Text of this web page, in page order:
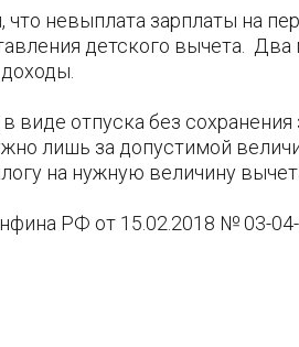
невыплата зарплаты на
детского вычета.
виде отпуска без
лишь за допустимой
на нужную величину
РФ от 15.02.2018 № 03-